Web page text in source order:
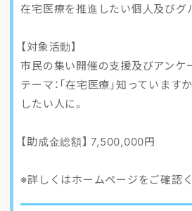
ご登録・お問い
在宅医療を推進したい個人及びグ
【対象活動】
市民の集い開催の支援及びアンケ
テーマ：「在宅医療」知っています
したい人に。
【助成金総額】 7,500,000円
※詳しくはホームページをご確認く